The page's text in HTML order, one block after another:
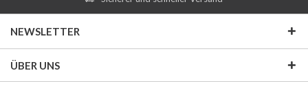
NEWSLETTER
ÜBER UNS